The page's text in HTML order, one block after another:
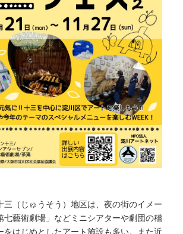
三（じゅうそう）地区は、夜の街のイメー
七藝術劇場」などミニシアターや劇団の稽
をはじめとしたアート施設も多い。また近